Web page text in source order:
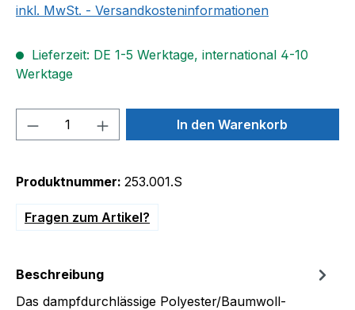
inkl. MwSt. - Versandkosteninformationen
Lieferzeit: DE 1-5 Werktage, international 4-10
Werktage
Produkt Anzahl: Gib denIn den Warenkorb
Produktnummer: 253.001.S
Fragen zum Artikel?
Beschreibung
Das dampfdurchlässige Polyester/Baumwoll-